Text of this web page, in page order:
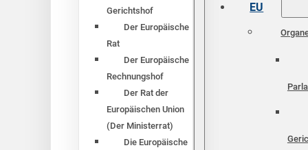
Gerichtshof
Der Europäische
Rat
Der Europäische
Rechnungshof
Der Rat der
Europäischen Union
(Der Ministerrat)
Die Europäische
EU